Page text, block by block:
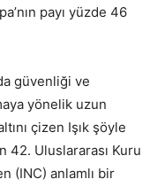
payı yüzde 46
güvenliği ve
yönelik uzun
çizen Işık şöyle
42. Uluslararası Kuru
(INC) anlamlı bir